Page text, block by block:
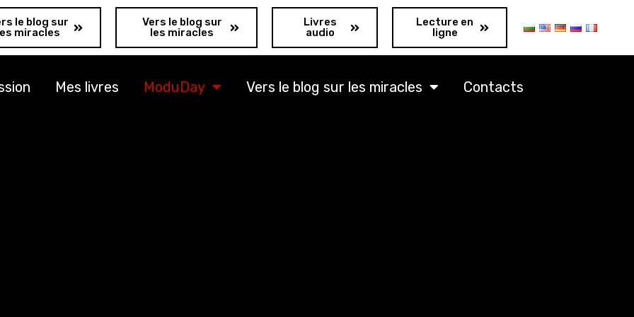
le blog sur
miracles
Vers le blog sur
les miracles
Livres
audio
Lecture en
ligne
Mes livres ModuDay Vers le blog sur les miracles Contacts